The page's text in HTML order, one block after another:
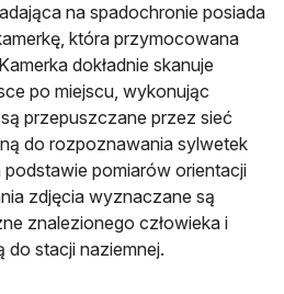
na spadochronie posiada
która przymocowana
dokładnie skanuje
po miejscu, wykonując
przepuszczane przez sieć
do rozpoznawania sylwetek
podstawie pomiarów orientacji
zdjęcia wyznaczane są
znalezionego człowieka i
do stacji naziemnej.